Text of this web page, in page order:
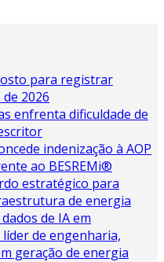
para registrar
2026
enfrenta dificuldade de
indenização à AOP
ao BESREMi®
estratégico para
de energia
de IA em
de engenharia,
geração de energia